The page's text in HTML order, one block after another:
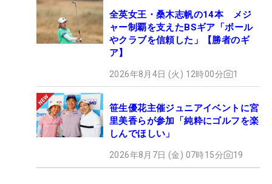
全英女王・桑木志帆の14本 メジ
ャー制覇を支えたBSギア「ボール
やクラブを信頼した」【勝者のギ
ア】
2026年8月4日 (火) 12時00分 1
笹生優花主催ジュニアイベントに宮
里美香らが参加「純粋にゴルフを楽
しんでほしい」
2026年8月7日 (金) 07時15分 19